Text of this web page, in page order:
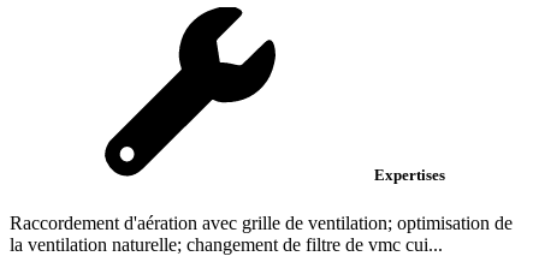
Expertises
Raccordement d'aération avec grille de ventilation; optimisation de
la ventilation naturelle; changement de filtre de vmc cui...